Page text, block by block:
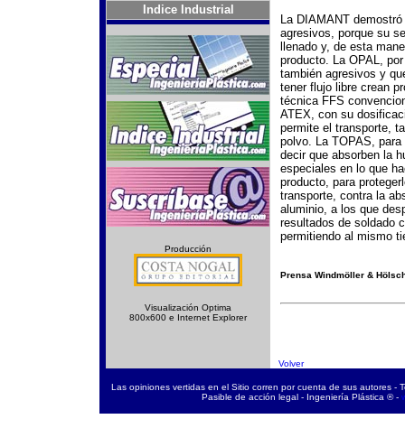
Indice Industrial
Producción
Visualización Optima
800x600 e Internet Explorer
La DIAMANT
agresivos, porque su
llenado y, de esta
producto. La OPAL,
también agresivos y
tener flujo libre crean
técnica FFS
ATEX, con su
permite el transporte,
polvo. La TOPAS,
decir que absorben la
especiales en lo que
producto, para
transporte, contra la
aluminio, a los que
resultados de soldado
permitiendo al mismo
Prensa Windmöller &
Volver
Las opiniones vertidas en el Sitio corren por cuenta de sus autores -
Pasible de acción legal - Ingeniería Plástica ® -